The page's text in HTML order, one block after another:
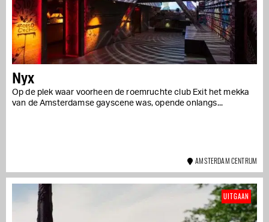
Nyx
Op de plek waar voorheen de roemruchte club Exit het mekka
van de Amsterdamse gayscene was, opende onlangs...
AMSTERDAM CENTRUM
UITGAAN